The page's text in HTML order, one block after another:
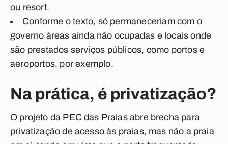
ou resort.
Conforme o texto, só permaneceriam com o
governo áreas ainda não ocupadas e locais onde
são prestados serviços públicos, como portos e
aeroportos, por exemplo.
Na prática, é privatização?
O projeto da PEC das Praias abre brecha para
privatização de acesso às praias, mas não a praia